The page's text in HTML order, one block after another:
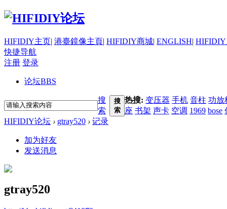
HIFIDIY主页| 港臺鏡像主頁| HIFIDIY商城| ENGLISH|
快捷导航
注册 登录
论坛BBS
搜
索
搜
索
热搜: 变压器 手机 音柱 功放
座 书架 声卡 空调 1969 bose
HIFIDIY论坛 › gtray520 › 记录
加为好友
发送消息
gtray520